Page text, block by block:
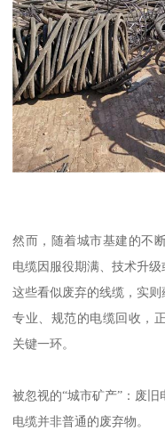
然而，随着城市基建的不
电缆因服役期满、技术升级
这些看似废弃的线缆，实则
专业、规范的电缆回收，
关键一环。
被忽视的“城市矿产”：废
电缆并非普通的废弃物。